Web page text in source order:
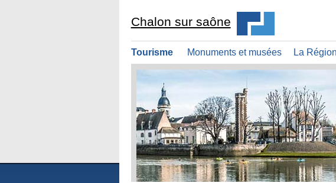
Chalon sur saône
Tourisme Monuments et musées La